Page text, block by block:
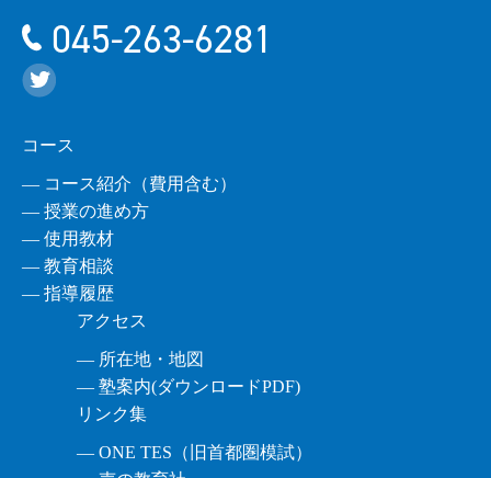
045-263-6281
コース
― コース紹介（費用含む）
― 授業の進め方
― 使用教材
― 教育相談
― 指導履歴
アクセス
― 所在地・地図
― 塾案内(ダウンロードPDF)
リンク集
― ONE TES（旧首都圏模試）